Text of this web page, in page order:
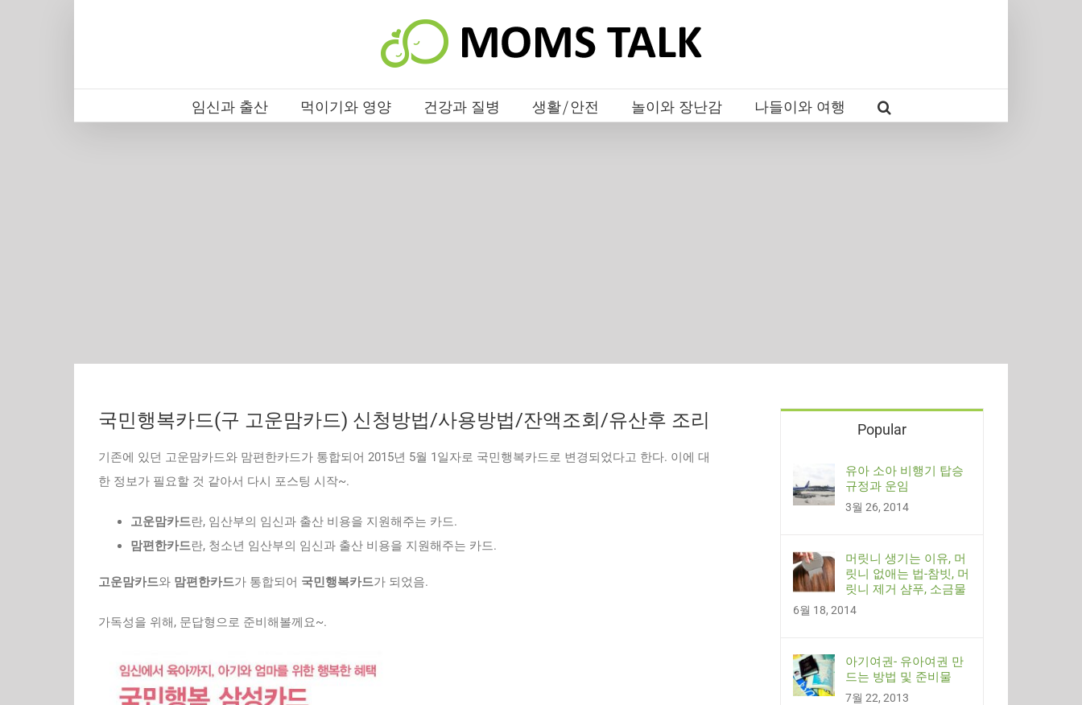
임신과 출산 먹이기와 영양 건강과 질병 생활/안전 놀이와 장난감 나들이와 여행
국민행복카드(구 고운맘카드) 신청방법/사용방법/잔액조회/유산후 조리
기존에 있던 고운맘카드와 맘편한카드가 통합되어 2015년 5월 1일자로 국민행복카드로 변경되었다고 한다. 이에 대
한 정보가 필요할 것 같아서 다시 포스팅 시작~.
고운맘카드란, 임산부의 임신과 출산 비용을 지원해주는 카드.
맘편한카드란, 청소년 임산부의 임신과 출산 비용을 지원해주는 카드.
고운맘카드와 맘편한카드가 통합되어 국민행복카드가 되었음.
가독성을 위해, 문답형으로 준비해볼께요~.
Popular
유아 소아 비행기 탑승
규정과 운임
3월 26, 2014
머릿니 생기는 이유, 머
릿니 없애는 법-참빗, 머
릿니 제거 샴푸, 소금물
6월 18, 2014
아기여권- 유아여권 만
드는 방법 및 준비물
7월 22, 2013